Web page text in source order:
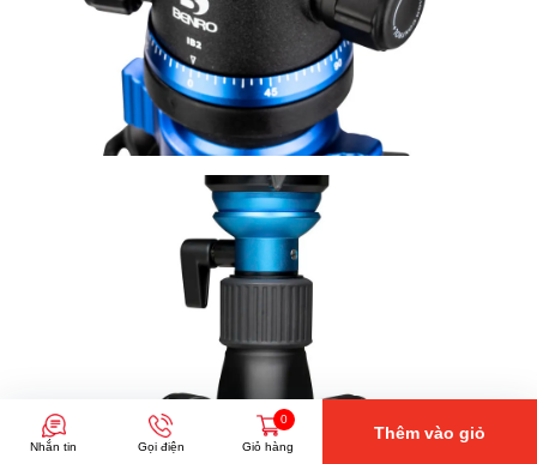
Nhắn tin Gọi điện
0
Giỏ hàng
Thêm vào giỏ